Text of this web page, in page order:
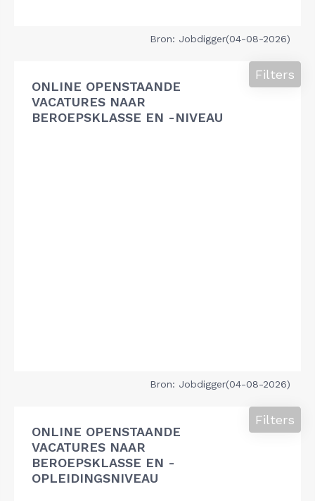
Bron: Jobdigger(04-08-2026)
ONLINE OPENSTAANDE
VACATURES NAAR
BEROEPSKLASSE EN -NIVEAU
Filters
Bron: Jobdigger(04-08-2026)
ONLINE OPENSTAANDE
VACATURES NAAR
BEROEPSKLASSE EN -
OPLEIDINGSNIVEAU
Filters